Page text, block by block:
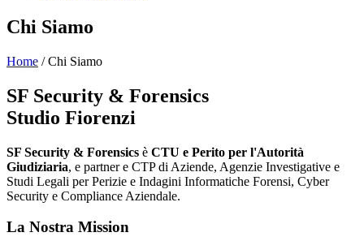
Chi Siamo
Home / Chi Siamo
SF Security & Forensics
Studio Fiorenzi
SF Security & Forensics è CTU e Perito per l'Autorità
Giudiziaria, e partner e CTP di Aziende, Agenzie Investigative e
Studi Legali per Perizie e Indagini Informatiche Forensi, Cyber
Security e Compliance Aziendale.
La Nostra Mission